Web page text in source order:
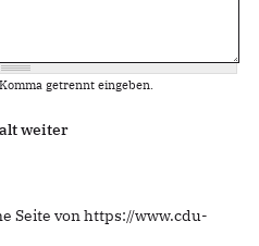
getrennt eingeben.
weiter
Seite von https://www.cdu-